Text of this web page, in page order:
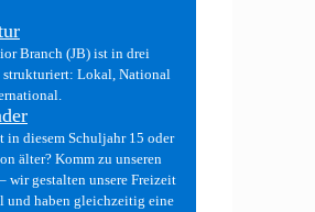
Branch (JB) ist in drei
strukturiert: Lokal, National
in diesem Schuljahr 15 oder
älter? Komm zu unseren
wir gestalten unsere Freizeit
und haben gleichzeitig eine